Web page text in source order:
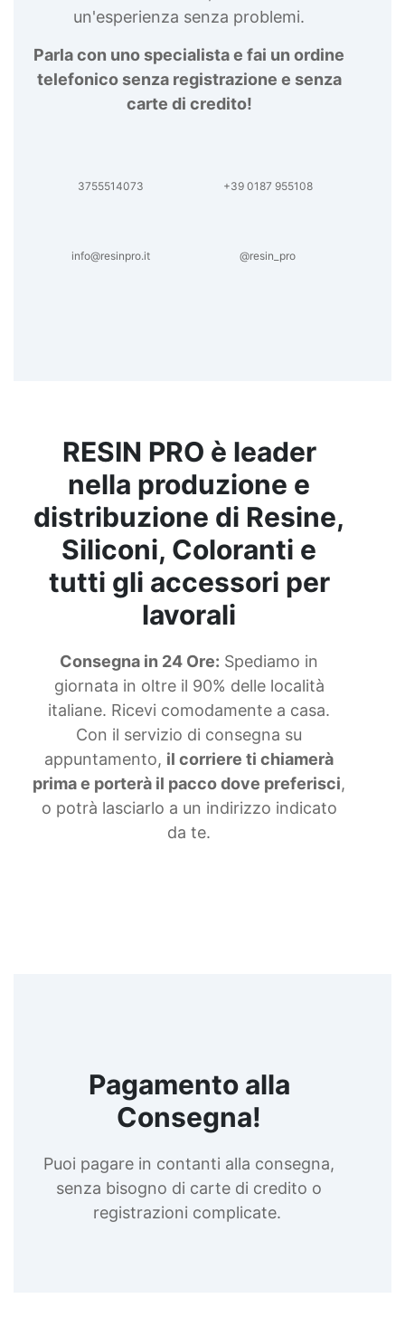
Resina Arte con Resina Glitter Creazioni Glitter
DIY Arte Decorativa Glitter DIY Arte Decorativa
con Glitter Decorazioni Resine epossidiche DIY
Arte DIY con Resine epossidiche Accessori DIY
con Glitter Arte Decorativa DIY con Glitter See
all articles →
un'esperienza senza problemi.
Parla con uno specialista e fai un ordine
telefonico senza registrazione e senza
carte di credito!
3755514073 +39 0187 955108
info@resinpro.it @resin_pro
RESIN PRO è leader
nella produzione e
distribuzione di Resine,
Siliconi, Coloranti e
tutti gli accessori per
lavorali
Consegna in 24 Ore: Spediamo in
giornata in oltre il 90% delle località
italiane. Ricevi comodamente a casa.
Con il servizio di consegna su
appuntamento, il corriere ti chiamerà
prima e porterà il pacco dove preferisci,
o potrà lasciarlo a un indirizzo indicato
da te.
Pagamento alla
Consegna!
Puoi pagare in contanti alla consegna,
senza bisogno di carte di credito o
registrazioni complicate.